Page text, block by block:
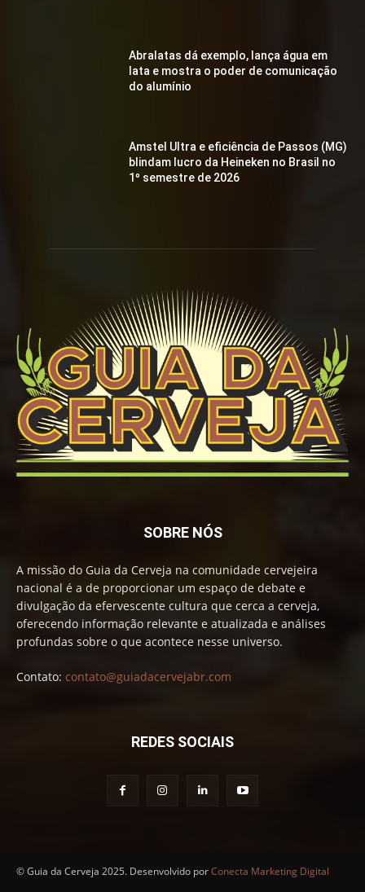
Abralatas dá exemplo, lança água em
lata e mostra o poder de comunicação
do alumínio
Amstel Ultra e eficiência de Passos (MG)
blindam lucro da Heineken no Brasil no
1º semestre de 2026
SOBRE NÓS
A missão do Guia da Cerveja na comunidade cervejeira
nacional é a de proporcionar um espaço de debate e
divulgação da efervescente cultura que cerca a cerveja,
oferecendo informação relevante e atualizada e análises
profundas sobre o que acontece nesse universo.
Contato: contato@guiadacervejabr.com
REDES SOCIAIS
© Guia da Cerveja 2025. Desenvolvido porConecta Marketing Digital